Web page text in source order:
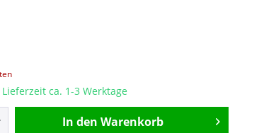
ca. 1-3 Werktage
In den Warenkorb